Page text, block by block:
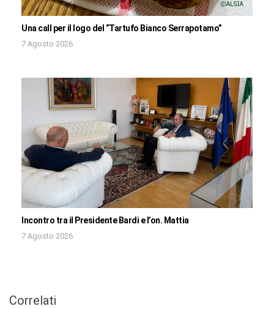
Una call per il logo del “Tartufo Bianco Serrapotamo”
7 Agosto 2026
Incontro tra il Presidente Bardi e l’on. Mattia
7 Agosto 2026
Correlati